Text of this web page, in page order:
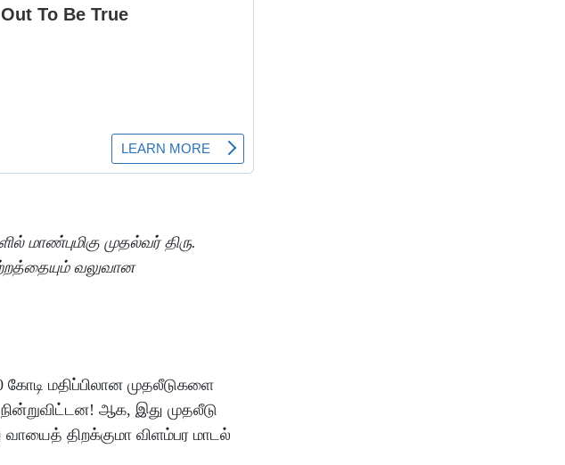
மாண்புமிகு முதல்வர் திரு.
வலுவான
மதிப்பிலான முதலீடுகளை
ஆக, இது முதலீடு
திறக்குமா விளம்பர மாடல்